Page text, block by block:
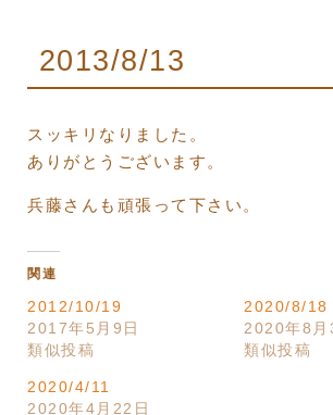
2013/8/13
スッキリなりました。
ありがとうございます。
兵藤さんも頑張って下さい。
関連
2012/10/19
2017年5月9日
類似投稿
2020/8/18
2020年8月
類似投稿
2020/4/11
2020年4月22日